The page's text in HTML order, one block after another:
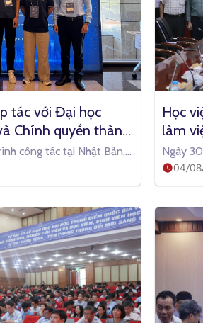
tác với Đại học
Chính quyền thành
tạo, nghiên cứu và
công tác tại Nhật Bản,
Học
làm
giáo
giải
công
04/
Ngày
vận